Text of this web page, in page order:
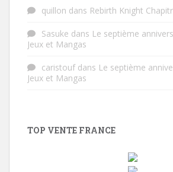
quillon dans Rebirth Knight
Sasuke dans Le septième
Jeux et Mangas
caristoufdans Le septième
Jeux et Mangas
TOP VENTE FRANCE